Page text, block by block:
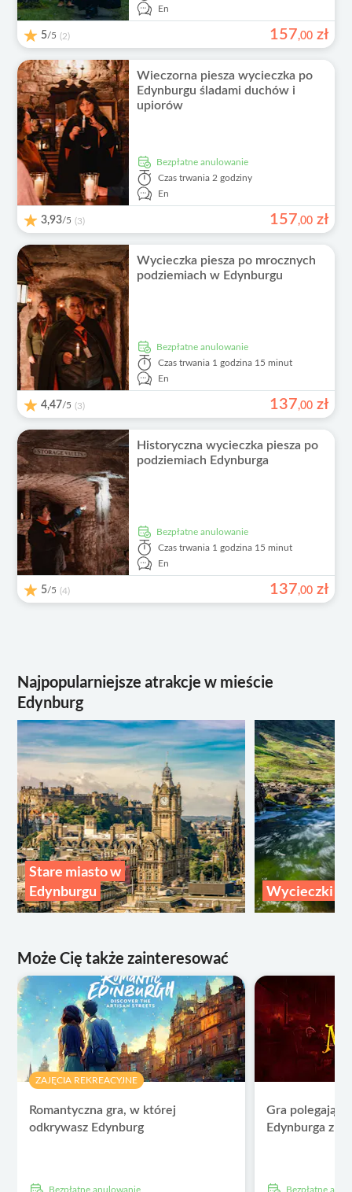
En
5/5 (2) 157,00 zł
Wieczorna piesza wycieczka po
Edynburgu śladami duchów i
upiorów
Bezpłatne anulowanie
Czas trwania 2 godziny
En
3,93/5 (3) 157,00 zł
Wycieczka piesza po mrocznych
podziemiach w Edynburgu
Bezpłatne anulowanie
Czas trwania 1 godzina 15 minut
En
4,47/5 (3) 137,00 zł
Historyczna wycieczka piesza po
podziemiach Edynburga
Bezpłatne anulowanie
Czas trwania 1 godzina 15 minut
En
5/5 (4) 137,00 zł
Najpopularniejsze atrakcje w mieście
Edynburg
Stare miasto w
Edynburgu
Wycieczki z
Może Cię także zainteresować
ZAJĘCIA REKREACYJNE
Romantyczna gra, w której
odkrywasz Edynburg
Bezpłatne anulowanie
Gra
Edynburga z
Bezpłatne